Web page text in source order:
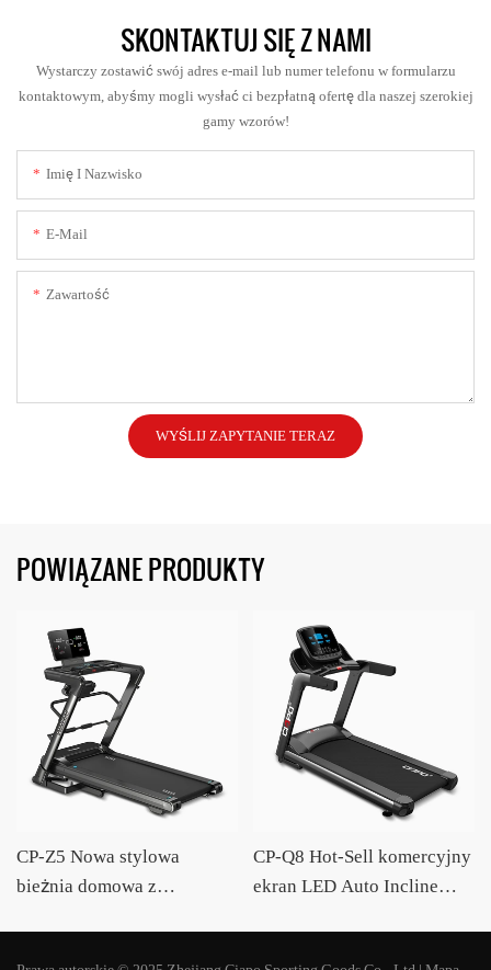
SKONTAKTUJ SIĘ Z NAMI
Wystarczy zostawić swój adres e-mail lub numer telefonu w formularzu
kontaktowym, abyśmy mogli wysłać ci bezpłatną ofertę dla naszej szerokiej
gamy wzorów!
Imię I Nazwisko
E-Mail
Zawartość
WYŚLIJ ZAPYTANIE TERAZ
POWIĄZANE PRODUKTY
CP-Z5 Nowa stylowa
bieżnia domowa z
CP-Q8 Hot-Sell komercyjny
ekran LED Auto Incline